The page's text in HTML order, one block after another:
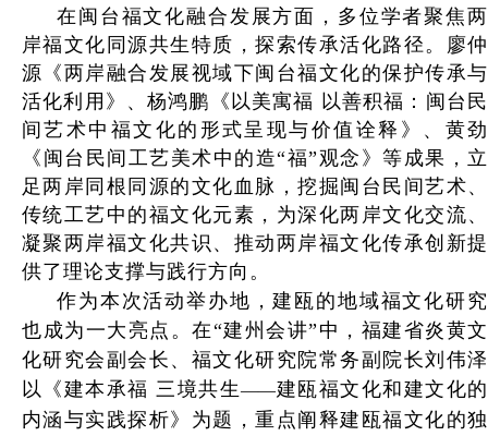
在闽台福文化融合发展方面，多位学者聚焦两
岸福文化同源共生特质，探索传承活化路径。廖仲
源《两岸融合发展视域下闽台福文化的保护传承与
活化利用》、杨鸿鹏《以美寓福 以善积福：闽台民
间艺术中福文化的形式呈现与价值诠释》、黄劲
《闽台民间工艺美术中的造“福”观念》等成果，立
足两岸同根同源的文化血脉，挖掘闽台民间艺术、
传统工艺中的福文化元素，为深化两岸文化交流、
凝聚两岸福文化共识、推动两岸福文化传承创新提
供了理论支撑与践行方向。
作为本次活动举办地，建瓯的地域福文化研究
也成为一大亮点。在“建州会讲”中，福建省炎黄文
化研究会副会长、福文化研究院常务副院长刘伟泽
以《建本承福 三境共生——建瓯福文化和建文化的
内涵与实践探析》为题，重点阐释建瓯福文化的独